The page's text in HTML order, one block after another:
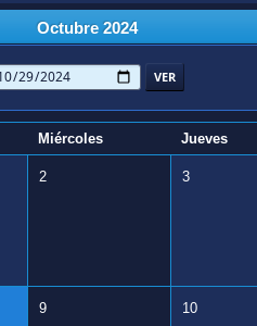
Octubre 2024
Miércoles Jueves
2 3
9 10